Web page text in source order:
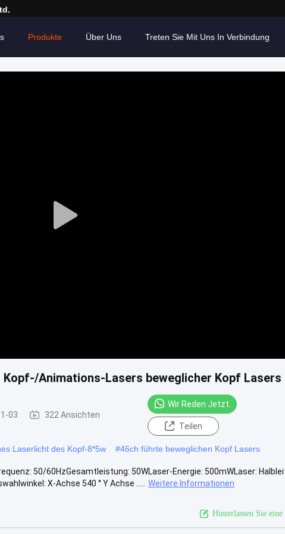
Produkte Über Uns Treten Sie Mit Uns In Verbindung
Play
Kopf-/Animations-Lasers beweglicher Kopf Lasers
03 322 Ansichten
Wir Reden Jetzt.
Teilen
Laserlicht des Kopf-8*5w #46ch führte beweglichen Kopf Lasers
50/60HzGesamtleistung: 50WLaser-Energie: 500mWLaser:
X-Achse 540 ° Y Achse .....
Weitere Informationen
Hinterlassen Sie eine